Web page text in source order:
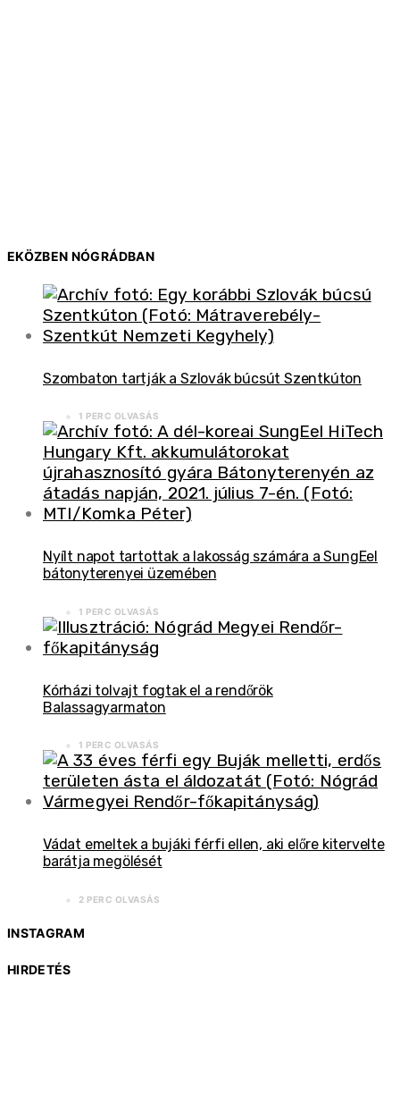
EKÖZBEN NÓGRÁDBAN
Szombaton tartják a Szlovák búcsút Szentkúton
1 PERC OLVASÁS
Nyílt napot tartottak a lakosság számára a SungEel
bátonyterenyei üzemében
1 PERC OLVASÁS
Kórházi tolvajt fogtak el a rendőrök
Balassagyarmaton
1 PERC OLVASÁS
Vádat emeltek a bujáki férfi ellen, aki előre kitervelte
barátja megölését
2 PERC OLVASÁS
INSTAGRAM
HIRDETÉS